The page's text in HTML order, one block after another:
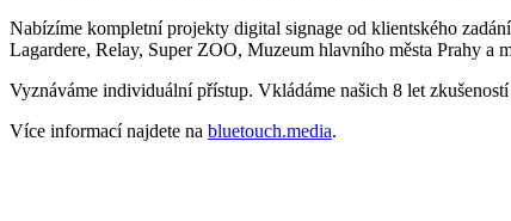
Nabízíme kompletní projekty digital signage od klientského
Lagardere, Relay, Super ZOO, Muzeum hlavního města Prahy a
Vyznáváme individuální přístup. Vkládáme našich 8 let
Více informací najdete na bluetouch.media.